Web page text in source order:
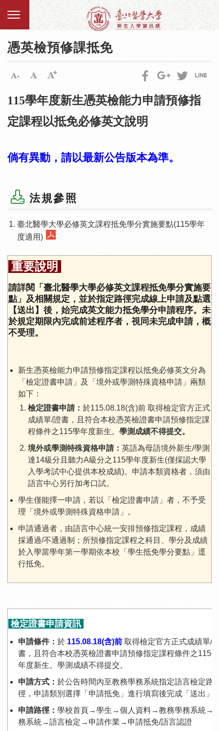
憑英檢預修課抵免
115學年度新生憑英檢能力申請預修指
定課程以抵免必修英文說明
倘有異動，請以最新公告版本為準。
法規參照
臺北醫學大學必修英文課程抵免學分實施要點(115學年
度適用)
重要說明
請詳閱「臺北醫學大學必修英文課程抵免學分實施要
點」及相關規定，並於指定路徑完成線上申請及點選
【送出】後，始完成英文能力抵免學分申請程序。未
於規定期限內完成前述程序者，視同未完成申請，概
不受理。
新生憑英檢能力申請預修指定課程以抵免必修英文分為
「檢定證書申請」及「境外或學測特殊資格申請」兩類
如下：
檢定證書申請： 於115.08.18(含)前 取得檢定官方正式
成績單/證書，且符合本校憑英檢證書申請預修指定課
程條件之115學年度新生。 學測成績不得提交。
境外或學測特殊資格申請： 英語為母語境外新生/學測
達14級分且聽力A級分之115學年度新生(僅採認大學
入學考試中心提供本校成績)。申請本類資格者，須由
語言中心另行加考口試。
學生僅能擇一申請，若以「檢定證書申請」者，不予受
理「境外或學測特殊資格申請」。
申請通過者，由語言中心統一安排預修指定課程，成績
採通過/不通過制；所預修指定課程之科目、學分及成績
於入學當學年第一學期依本校「學生抵免學分要點」逕
行抵免。
檢定證書申請資訊
申請條件： 於 115.08.18(含)前 取得檢定官方正式成績單/
書，且符合本校憑英檢證書申請預修指定課程條件之115學
年度新生。學測成績不得提交。
申請方式： 於公告時間內至教務學務系統指定語言檢定路
徑，申請類別選擇「申請抵免」進行填寫後完成「送出」
申請路徑： 學校首頁→學生→個人資料→教務學務系統→
務系統→語言檢定→申請作業→申請抵免/語言認證